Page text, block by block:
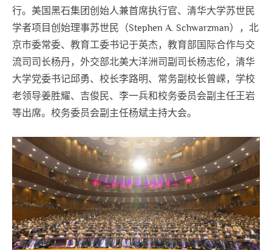
行。美国黑石集团创始人兼首席执行官、清华大学苏世民
学者项目创始理事苏世民（Stephen A. Schwarzman），北
京市委常委、教育工委书记于英杰，教育部国际合作与交
流司司长杨丹，外交部北美大洋洲司副司长杨志伦，清华
大学党委书记邱勇、校长李路明、常务副校长曾嵘，学校
老领导姜胜耀、吉俊民、李一兵和校务委员会副主任王岩
等出席。校务委员会副主任杨斌主持大会。